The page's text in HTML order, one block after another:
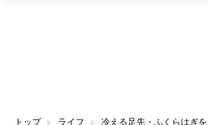
トップ ライフ